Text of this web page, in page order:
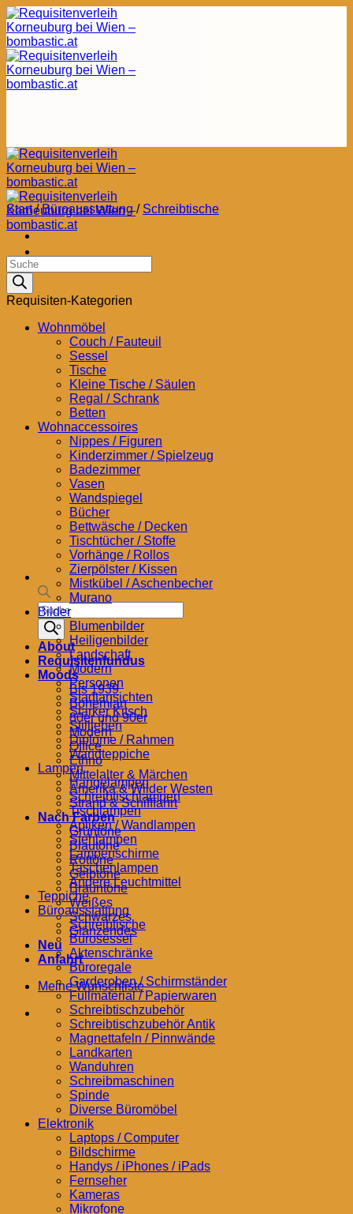
Zum
Inhalt
springen
Products
search
About
Requisitenfundus
Moods
Bis 1939
Bohemian
80er und 90er
Modern
Office
Ethno
Mittelalter & Märchen
Amerika & Wilder Westen
Strand & Schifffahrt
Nach Farben
Grüntöne
Blautöne
Rottöne
Gelbtöne
Brauntöne
Weißes
Schwarzes
Glänzendes
Neu
Anfahrt
Meine Wunschliste
Start / Büroausstattung / Schreibtische
Products
search
Requisiten-Kategorien
Wohnmöbel
Couch / Fauteuil
Sessel
Tische
Kleine Tische / Säulen
Regal / Schrank
Betten
Wohnaccessoires
Nippes / Figuren
Kinderzimmer / Spielzeug
Badezimmer
Vasen
Wandspiegel
Bücher
Bettwäsche / Decken
Tischtücher / Stoffe
Vorhänge / Rollos
Zierpölster / Kissen
Mistkübel / Aschenbecher
Murano
Bilder
Blumenbilder
Heiligenbilder
Landschaft
Modern
Personen
Stadtansichten
Starker Kitsch
Stillleben
Diplome / Rahmen
Wandteppiche
Lampen
Hängelampen
Schreibtischlampen
Tischlampen
Apliken / Wandlampen
Stehlampen
Lampenschirme
Taschenlampen
Andere Leuchtmittel
Teppiche
Büroausstattung
Schreibtische
Bürosessel
Aktenschränke
Büroregale
Garderoben / Schirmständer
Füllmaterial / Papierwaren
Schreibtischzubehör
Schreibtischzubehör Antik
Magnettafeln / Pinnwände
Landkarten
Wanduhren
Schreibmaschinen
Spinde
Diverse Büromöbel
Elektronik
Laptops / Computer
Bildschirme
Handys / iPhones / iPads
Fernseher
Kameras
Mikrofone